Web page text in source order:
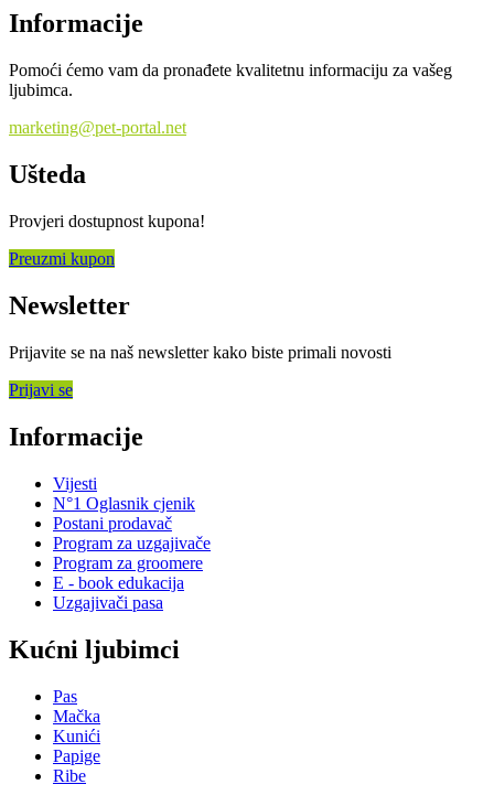
Informacije
Pomoći ćemo vam da pronađete kvalitetnu informaciju za vašeg
ljubimca.
marketing@pet-portal.net
Ušteda
Provjeri dostupnost kupona!
Preuzmi kupon
Newsletter
Prijavite se na naš newsletter kako biste primali novosti
Prijavi se
Informacije
Vijesti
N°1 Oglasnik cjenik
Postani prodavač
Program za uzgajivače
Program za groomere
E - book edukacija
Uzgajivači pasa
Kućni ljubimci
Pas
Mačka
Kunići
Papige
Ribe